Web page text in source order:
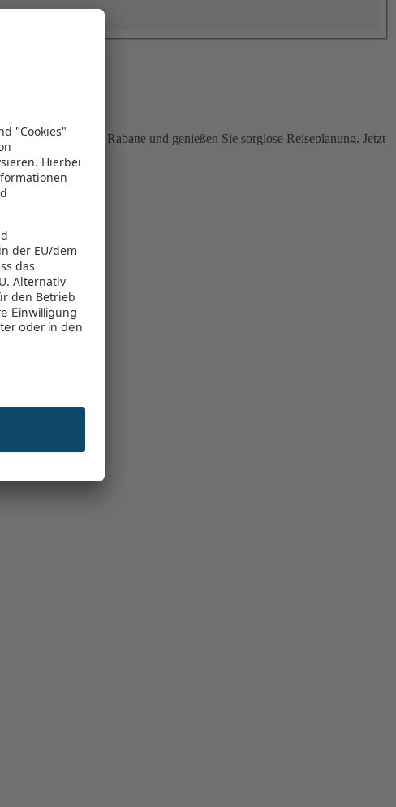
Sie attraktive Rabatte und genießen Sie sorglose Reiseplanung. Jetzt